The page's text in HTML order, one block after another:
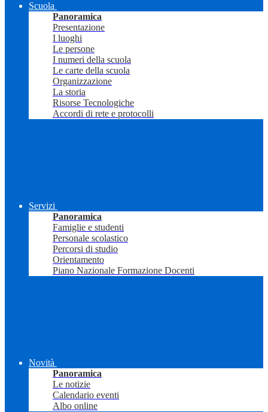
Scuola
Panoramica
Presentazione
I luoghi
Le persone
I numeri della scuola
Le carte della scuola
Organizzazione
La storia
Risorse Tecnologiche
Accordi di rete e protocolli
Servizi
Panoramica
Famiglie e studenti
Personale scolastico
Percorsi di studio
Orientamento
Piano Nazionale Formazione Docenti
Novità
Panoramica
Le notizie
Calendario eventi
Albo online